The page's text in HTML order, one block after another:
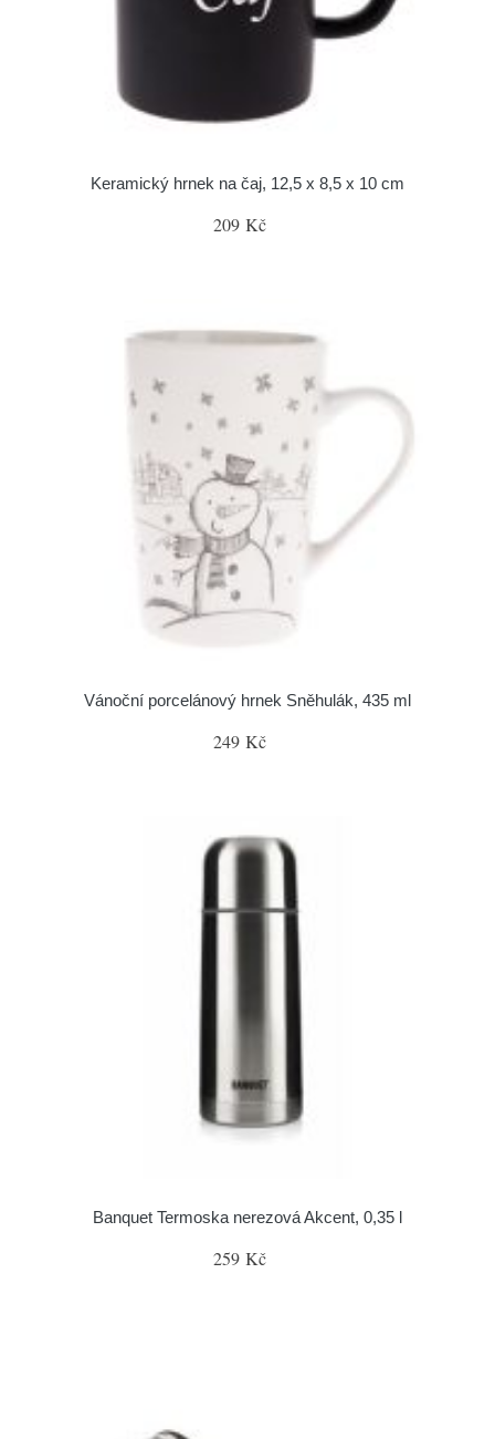
Keramický hrnek na čaj, 12,5 x 8,5 x 10 cm
209 Kč
Vánoční porcelánový hrnek Sněhulák, 435 ml
249 Kč
Banquet Termoska nerezová Akcent, 0,35 l
259 Kč